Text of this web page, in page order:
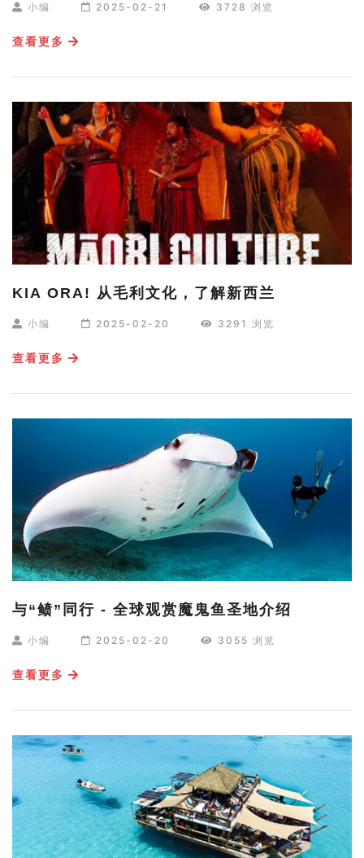
小编 2025-02-21 3728 浏览
查看更多
KIA ORA! 从毛利文化，了解新西兰
小编 2025-02-20 3291 浏览
查看更多
与“鲼”同行 - 全球观赏魔鬼鱼圣地介绍
小编 2025-02-20 3055 浏览
查看更多